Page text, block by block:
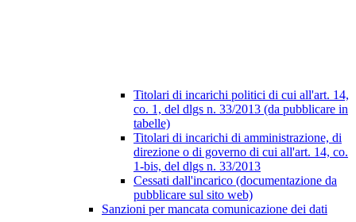
Titolari di incarichi politici di cui all'art. 14,
co. 1, del dlgs n. 33/2013 (da pubblicare in
tabelle)
Titolari di incarichi di amministrazione, di
direzione o di governo di cui all'art. 14, co.
1-bis, del dlgs n. 33/2013
Cessati dall'incarico (documentazione da
pubblicare sul sito web)
Sanzioni per mancata comunicazione dei dati